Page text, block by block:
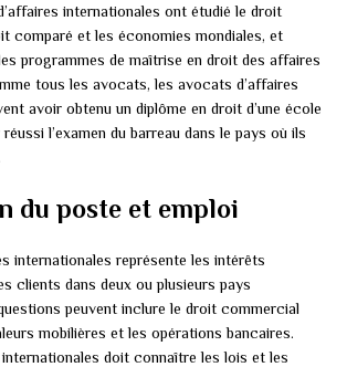
internationales ont étudié le droit
comparé et les économies mondiales, et
programmes de maîtrise en droit des affaires
tous les avocats, les avocats d’affaires
avoir obtenu un diplôme en droit d’une école
l’examen du barreau dans le pays où ils
du poste et emploi
internationales représente les intérêts
clients dans deux ou plusieurs pays
peuvent inclure le droit commercial
mobilières et les opérations bancaires.
internationales doit connaître les lois et les